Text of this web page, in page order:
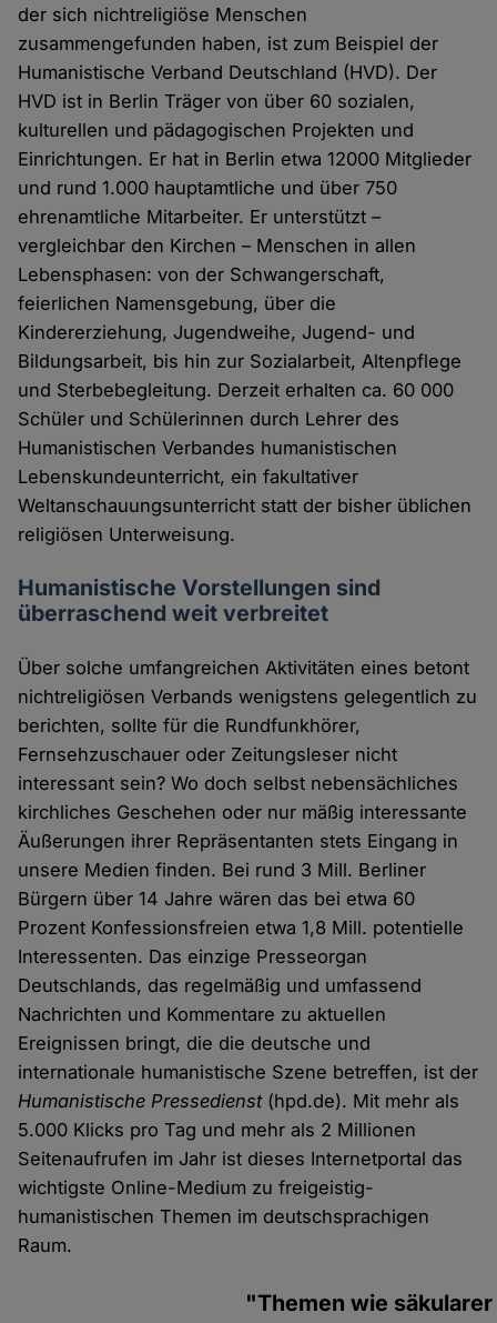
der sich nichtreligiöse Menschen
zusammengefunden haben, ist zum Beispiel der
Humanistische Verband Deutschland (HVD). Der
HVD ist in Berlin Träger von über 60 sozialen,
kulturellen und pädagogischen Projekten und
Einrichtungen. Er hat in Berlin etwa 12000 Mitglieder
und rund 1.000 hauptamtliche und über 750
ehrenamtliche Mitarbeiter. Er unterstützt –
vergleichbar den Kirchen – Menschen in allen
Lebensphasen: von der Schwangerschaft,
feierlichen Namensgebung, über die
Kindererziehung, Jugendweihe, Jugend- und
Bildungsarbeit, bis hin zur Sozialarbeit, Altenpflege
und Sterbebegleitung. Derzeit erhalten ca. 60 000
Schüler und Schülerinnen durch Lehrer des
Humanistischen Verbandes humanistischen
Lebenskundeunterricht, ein fakultativer
Weltanschauungsunterricht statt der bisher üblichen
religiösen Unterweisung.
Humanistische Vorstellungen sind
überraschend weit verbreitet
Über solche umfangreichen Aktivitäten eines betont
nichtreligiösen Verbands wenigstens gelegentlich zu
berichten, sollte für die Rundfunkhörer,
Fernsehzuschauer oder Zeitungsleser nicht
interessant sein? Wo doch selbst nebensächliches
kirchliches Geschehen oder nur mäßig interessante
Äußerungen ihrer Repräsentanten stets Eingang in
unsere Medien finden. Bei rund 3 Mill. Berliner
Bürgern über 14 Jahre wären das bei etwa 60
Prozent Konfessionsfreien etwa 1,8 Mill. potentielle
Interessenten. Das einzige Presseorgan
Deutschlands, das regelmäßig und umfassend
Nachrichten und Kommentare zu aktuellen
Ereignissen bringt, die die deutsche und
internationale humanistische Szene betreffen, ist der
Humanistische Pressedienst(hpd.de). Mit mehr als
5.000 Klicks pro Tag und mehr als 2 Millionen
Seitenaufrufen im Jahr ist dieses Internetportal das
wichtigste Online-Medium zu freigeistig-
humanistischen Themen im deutschsprachigen
Raum.
"Themen wie säkularer